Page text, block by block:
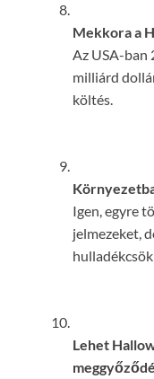
Mekkora a
Az USA-ban
milliárd
költés.
Igen, egyre
jelmezeket,
Lehet